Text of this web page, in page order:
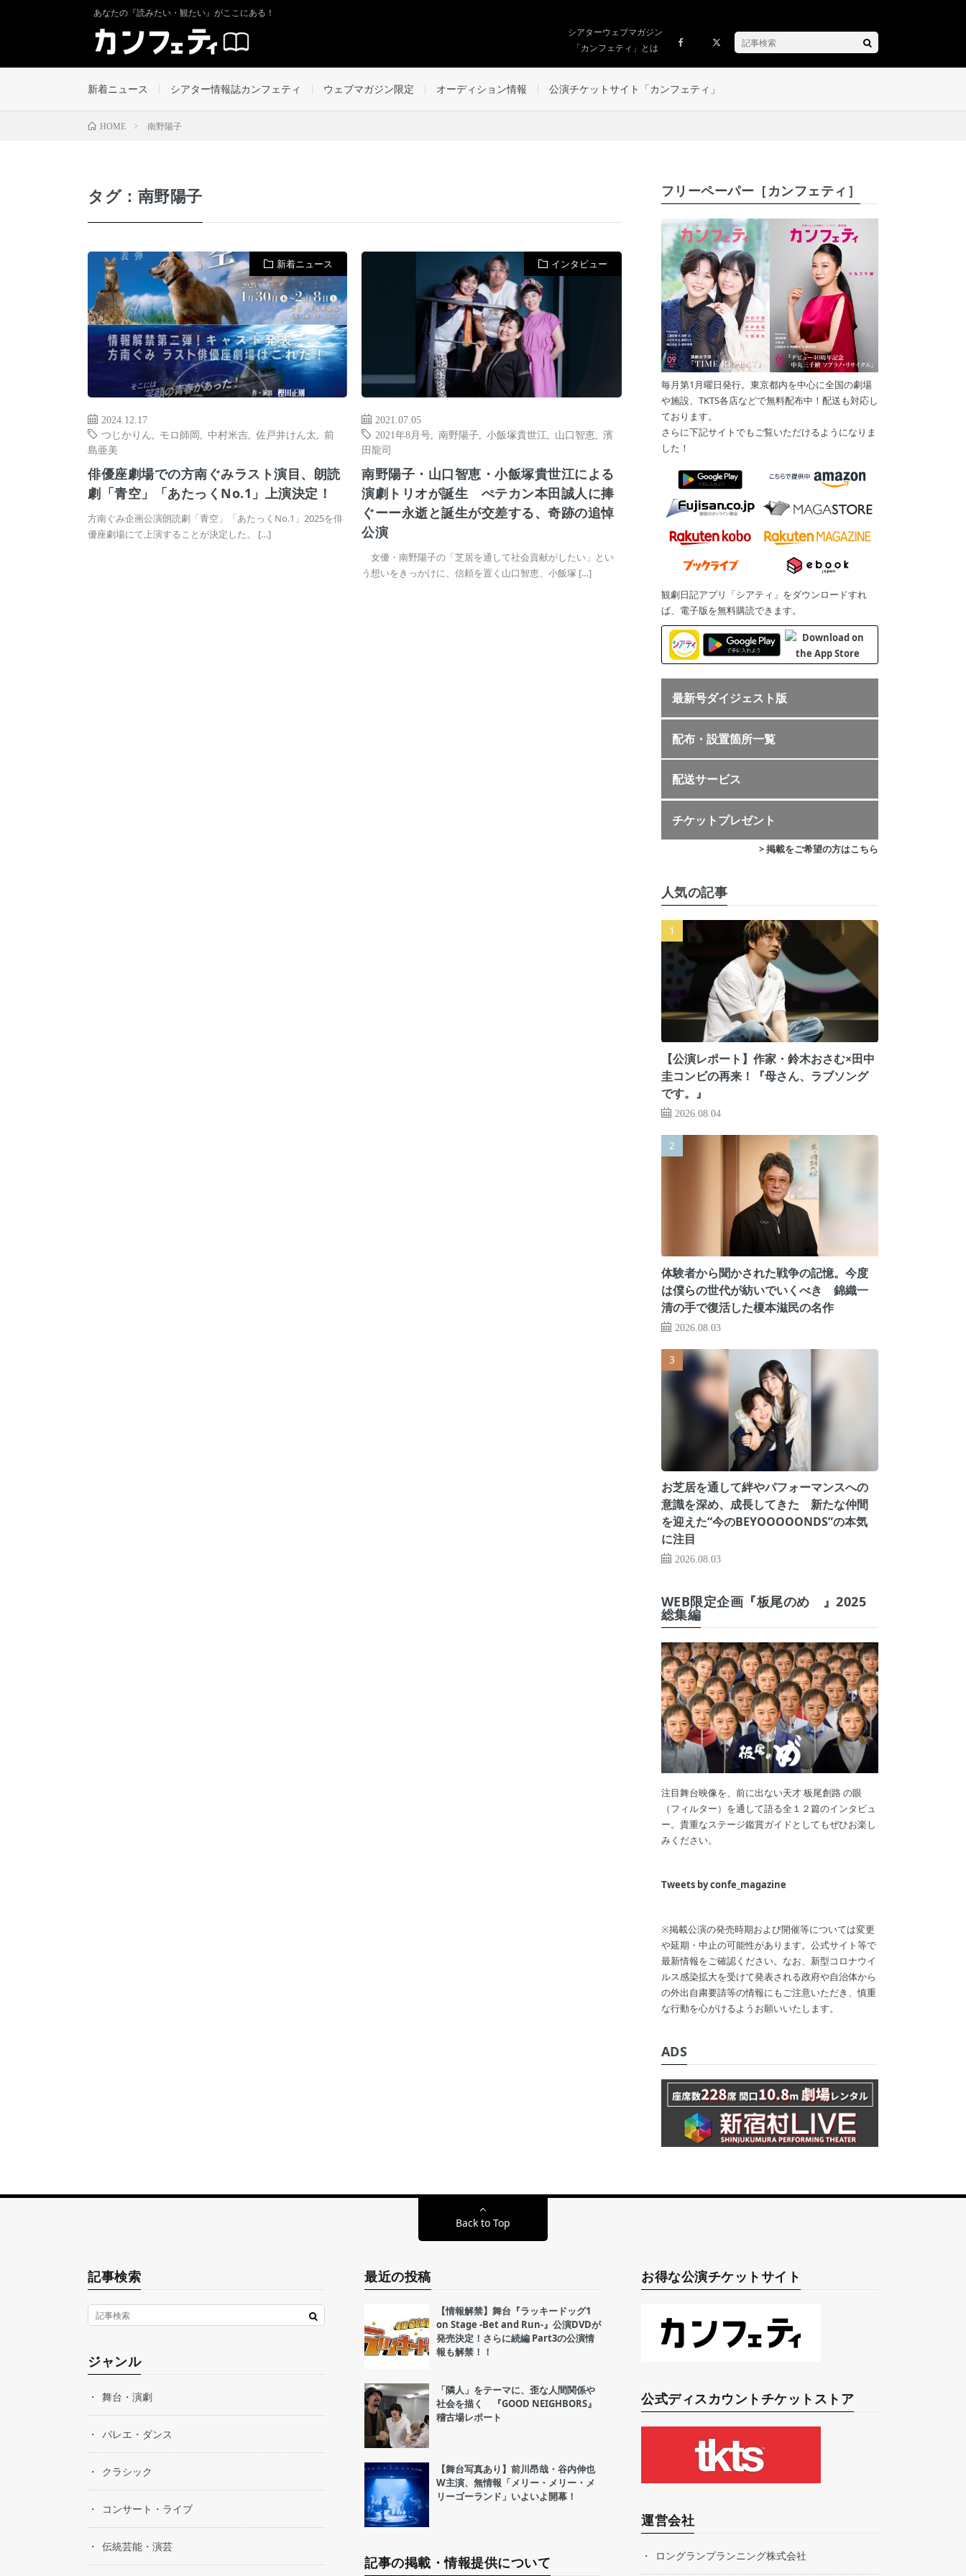
あなたの『読みたい・観たい』がここにある！
シアターウェブマガジン
「カンフェティ」とは
新着ニュース シアター情報誌カンフェティ ウェブマガジン限定 オーディション情報 公演チケットサイト「カンフェティ」
HOME 南野陽子
タグ：南野陽子
新着ニュース
2024.12.17
つじかりん
モロ師岡 中村米吉 佐戸井けん太
前
島亜美
俳優座劇場での方南ぐみラスト演目、朗読
劇「青空」「あたっくNo.1」上演決定！
方南ぐみ企画公演朗読劇「青空」「あたっくNo.1」2025を俳
優座劇場にて上演することが決定した。 […]
インタビュー
2021.07.05
2021年8月号 ,南野陽子 ,小飯塚貴世江 山口智恵 ,濱
田龍司
南野陽子・山口智恵・小飯塚貴世江による
演劇トリオが誕生 ぺテカン本田誠人に捧
ぐーー永逝と誕生が交差する、奇跡の追悼
公演
女優・南野陽子の「芝居を通して社会貢献がしたい」とい
う想いをきっかけに、信頼を置く山口智恵、小飯塚 […]
フリーペーパー［カンフェティ］
毎月第1月曜日発行。東京都内を中心に全国の劇場
や施設、TKTS各店などで無料配布中！配送も対応し
ております。
さらに下記サイトでもご覧いただけるようになりま
した！
観劇日記アプリ「シアティ」をダウンロードすれ
ば、電子版を無料購読できます。
最新号ダイジェスト版
配布・設置箇所一覧
配送サービス
チケットプレゼント
> 掲載をご希望の方はこちら
人気の記事
【公演レポート】作家・鈴木おさむ×田中
圭コンビの再来！『母さん、ラブソング
です。』
2026.08.04
体験者から聞かされた戦争の記憶。今度
は僕らの世代が紡いでいくべき 錦織一
清の手で復活した榎本滋民の名作
2026.08.03
お芝居を通して絆やパフォーマンスへの
意識を深め、成長してきた 新たな仲間
を迎えた“今のBEYOOOOONDS”の本気
に注目
2026.08.03
WEB限定企画『板尾のめ゙』2025
総集編
注目舞台映像を、前に出ない天才 板尾創路 の眼
（フィルター）を通して語る全１２篇のインタビュ
ー。貴重なステージ鑑賞ガイドとしてもぜひお楽し
みください。
Tweets by confe_magazine
※掲載公演の発売時期および開催等については変更
や延期・中止の可能性があります。公式サイト等で
最新情報をご確認ください。なお、新型コロナウイ
ルス感染拡大を受けて発表される政府や自治体から
の外出自粛要請等の情報にもご注意いただき、慎重
な行動を心がけるようお願いいたします。
ADS
Back to Top
記事検索
ジャンル
舞台・演劇
バレエ・ダンス
クラシック
コンサート・ライブ
伝統芸能・演芸
最近の投稿
【情報解禁】舞台『ラッキードッグ1
on Stage -Bet and Run-』公演DVDが
発売決定！さらに続編 Part3の公演情
報も解禁！！
「隣人」をテーマに、歪な人間関係や
社会を描く 『GOOD NEIGHBORS』
稽古場レポート
【舞台写真あり】前川昂哉・谷内伸也
W主演、無情報「メリー・メリー・メ
リーゴーランド」いよいよ開幕！
記事の掲載・情報提供について
お得な公演チケットサイト
公式ディスカウントチケットストア
運営会社
ロングランプランニング株式会社